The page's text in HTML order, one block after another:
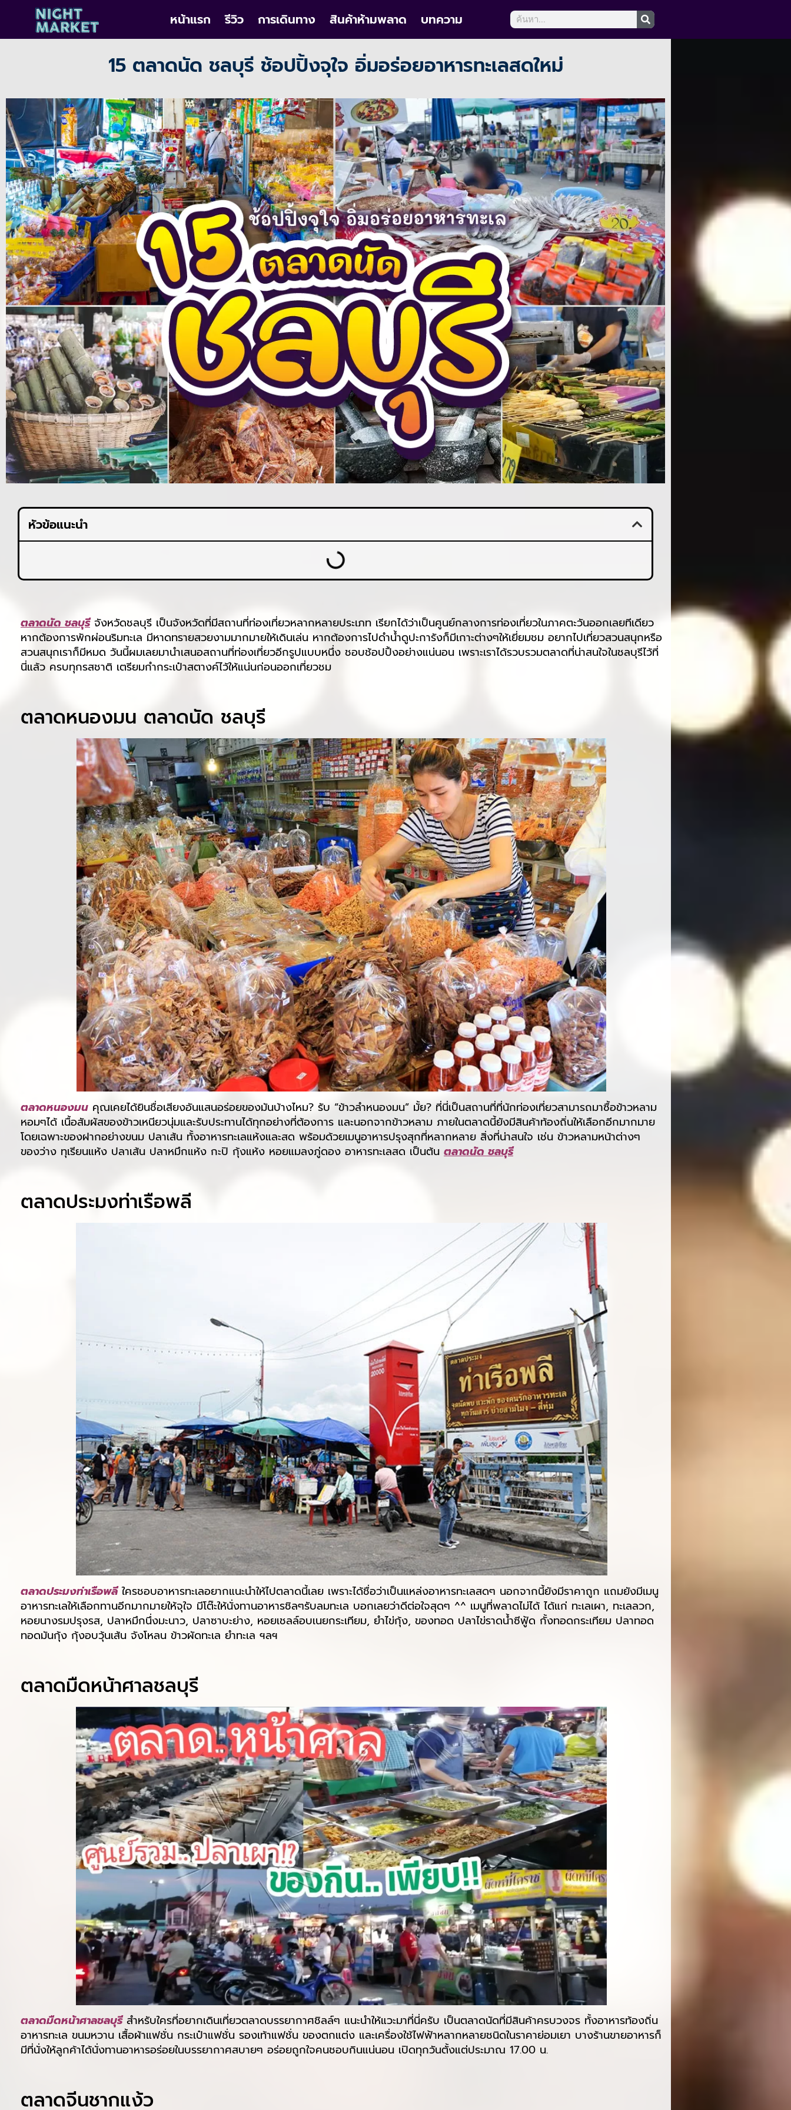
หน้าแรก รีวิว การเดินทาง สินค้าห้ามพลาด บทความ
15 ตลาดนัด ชลบุรี ช้อปปิ้งจุใจ อิ่มอร่อยอาหารทะเลสดใหม่
หัวข้อแนะนำ
ตลาดนัด ชลบุรีจังหวัดชลบุรี เป็นจังหวัดที่มีสถานที่ท่องเที่ยวหลากหลายประเภท เรียกได้ว่าเป็นศูนย์กลางการท่องเที่ยวในภาคตะวันออกเลยทีเดียว
หากต้องการพักผ่อนริมทะเล มีหาดทรายสวยงามมากมายให้เดินเล่น หากต้องการไปดำน้ำดูปะการังก็มีเกาะต่างๆให้เยี่ยมชม อยากไปเที่ยวสวนสนุกหรือ
สวนสนุกเราก็มีหมด วันนี้ผมเลยมานำเสนอสถานที่ท่องเที่ยวอีกรูปแบบหนึ่ง ชอบช้อปปิ้งอย่างแน่นอน เพราะเราได้รวบรวมตลาดที่น่าสนใจในชลบุรีไว้ที่
นี่แล้ว ครบทุกรสชาติ เตรียมกำกระเป๋าสตางค์ไว้ให้แน่นก่อนออกเที่ยวชม
ตลาดหนองมน ตลาดนัด ชลบุรี
ตลาดหนองมน คุณเคยได้ยินชื่อเสียงอันแสนอร่อยของมันบ้างไหม? รับ “ข้าวลำหนองมน” มั้ย? ที่นี่เป็นสถานที่ที่นักท่องเที่ยวสามารถมาซื้อข้าวหลาม
หอมๆได้ เนื้อสัมผัสของข้าวเหนียวนุ่มและรับประทานได้ทุกอย่างที่ต้องการ และนอกจากข้าวหลาม ภายในตลาดนี้ยังมีสินค้าท้องถิ่นให้เลือกอีกมากมาย
โดยเฉพาะของฝากอย่างขนม ปลาเส้น ทั้งอาหารทะเลแห้งและสด พร้อมด้วยเมนูอาหารปรุงสุกที่หลากหลาย สิ่งที่น่าสนใจ เช่น ข้าวหลามหน้าต่างๆ
ของว่าง ทุเรียนแห้ง ปลาเส้น ปลาหมึกแห้ง กะปิ กุ้งแห้ง หอยแมลงภู่ดอง อาหารทะเลสด เป็นต้น ตลาดนัด ชลบุรี
ตลาดประมงท่าเรือพลี
ตลาดประมงท่าเรือพลีใครชอบอาหารทะเลอยากแนะนำให้ไปตลาดนี้เลย เพราะได้ชื่อว่าเป็นแหล่งอาหารทะเลสดๆ นอกจากนี้ยังมีราคาถูก แถมยังมีเมนู
อาหารทะเลให้เลือกทานอีกมากมายให้จุใจ มีโต๊ะให้นั่งทานอาหารชิลๆรับลมทะเล บอกเลยว่าดีต่อใจสุดๆ ^^ เมนูที่พลาดไม่ได้ ได้แก่ ทะเลเผา, ทะเลลวก,
หอยนางรมปรุงรส, ปลาหมึกนึ่งมะนาว, ปลาซาบะย่าง, หอยเชลล์อบเนยกระเทียม, ยำไข่กุ้ง, ของทอด ปลาไข่ราดน้ำซีฟู้ด กั้งทอดกระเทียม ปลาทอด
ทอดมันกุ้ง กุ้งอบวุ้นเส้น จังโหลน ข้าวผัดทะเล ยำทะเล ฯลฯ
ตลาดมืดหน้าศาลชลบุรี
ตลาดมืดหน้าศาลชลบุรีสำหรับใครที่อยากเดินเที่ยวตลาดบรรยากาศชิลล์ๆ แนะนำให้แวะมาที่นี่ครับ เป็นตลาดนัดที่มีสินค้าครบวงจร ทั้งอาหารท้องถิ่น
อาหารทะเล ขนมหวาน เสื้อผ้าแฟชั่น กระเป๋าแฟชั่น รองเท้าแฟชั่น ของตกแต่ง และเครื่องใช้ไฟฟ้าหลากหลายชนิดในราคาย่อมเยา บางร้านขายอาหารก็
มีที่นั่งให้ลูกค้าได้นั่งทานอาหารอร่อยในบรรยากาศสบายๆ อร่อยถูกใจคนชอบกินแน่นอน เปิดทุกวันตั้งแต่ประมาณ 17.00 น.
ตลาดจีนชากแง้ว